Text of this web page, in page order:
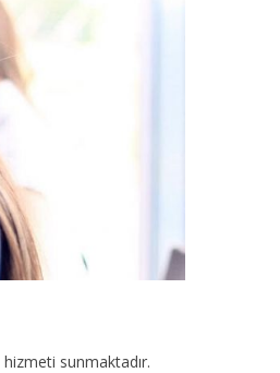
sunmaktadır.